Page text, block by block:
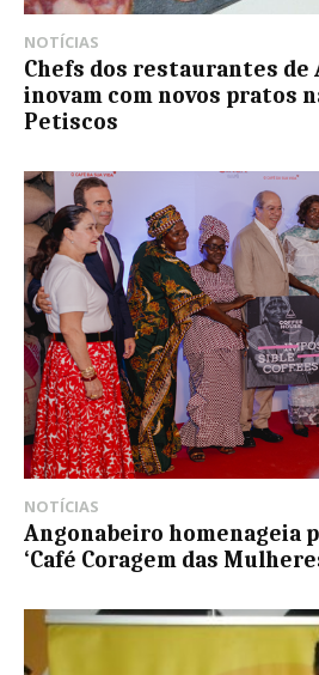
NOTÍCIAS
Chefs dos restaurantes de
inovam com novos pratos
Petiscos
NOTÍCIAS
Angonabeiro homenageia
‘Café Coragem das